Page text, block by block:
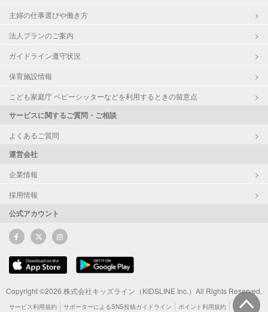
主婦の仕事選びや働き方
法人プランのご案内
ガイドライン遵守状況
保育施設情報
こども家庭庁 ベビーシッターなどを利用するときの留意点
サービスに関するご質問・ご相談
よくあるご質問
運営会社
企業情報
採用情報
公式アカウント
Copyright ©2026 株式会社キッズライン（KIDSLINE Inc.）All Rights Reserved.
サービス利用規約 サポーターによるSNS投稿ガイドライン
ポイント利用規約